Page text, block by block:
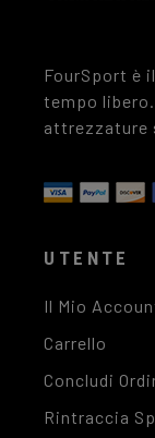
FourSport è
tempo
attrezzature
UTENTE
Il Mio
Carrello
Concludi
Rintraccia